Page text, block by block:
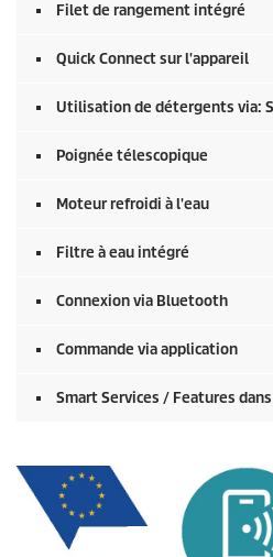
Filet de rangement intégré
Quick Connectsur l'appareil
Utilisation de détergents via:
Poignée télescopique
Moteur refroidi à l'eau
Filtre à eau intégré
Connexion via Bluetooth
Commande via application
Smart Services / Features